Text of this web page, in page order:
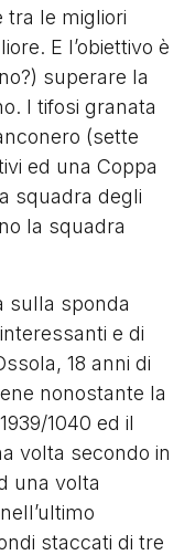
tra le migliori
E l’obiettivo è
superare la
I tifosi granata
(sette
ed una Coppa
squadra degli
la squadra
sulla sponda
e di
18 anni di
nonostante la
1040 ed il
volta secondo in
una volta
staccati di tre